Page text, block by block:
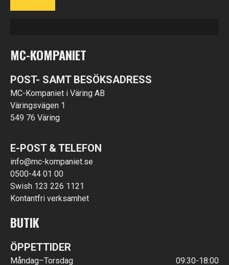
MC-KOMPANIET
POST- SAMT BESÖKSADRESS
MC-Kompaniet i Väring AB
Väringsvägen 1
549 76 Väring
E-POST & TELEFON
info@mc-kompaniet.se
0500-44 01 00
Swish 123 226 1121
Kontantfri verksamhet
BUTIK
ÖPPETTIDER
Måndag–Torsdag
09:30-18:00